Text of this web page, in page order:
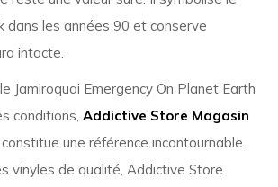
dans les années 90 et conserve
intacte.
Jamiroquai Emergency On Planet Earth
conditions, Addictive Store Magasin
constitue une référence incontournable.
vinyles de qualité, Addictive Store